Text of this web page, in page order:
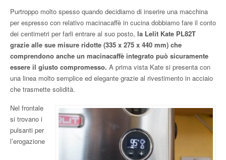
Purtroppo molto spesso quando decidiamo di inserire una macchina
per espresso con relativo macinacaffè in cucina dobbiamo fare il conto
dei centimetri per farli entrare al suo posto, la Lelit Kate PL82T
grazie alle sue misure ridotte (335 x 275 x 440 mm) che
comprendono anche un macinacaffè integrato può sicuramente
essere il giusto compromesso. A prima vista Kate si presenta con
una linea molto semplice ed elegante grazie al rivestimento in acciaio
che trasmette solidità.
Nel frontale
si trovano i
pulsanti per
l’erogazione